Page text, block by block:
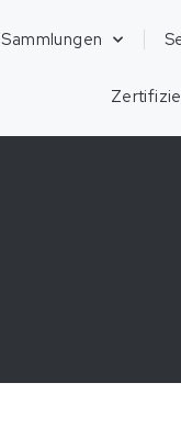
Sammlungen